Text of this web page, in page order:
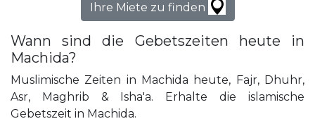
Ihre Miete zu finden
Wann sind die Gebetszeiten heute in
Machida?
Muslimische Zeiten in Machida heute, Fajr, Dhuhr,
Asr, Maghrib & Isha'a. Erhalte die islamische
Gebetszeit in Machida.